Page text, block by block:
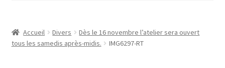
A propos
Accueil Divers
Dès le 16 novembre l’atelier sera ouvert
tous les samedis après-midis.
IMG6297-RT